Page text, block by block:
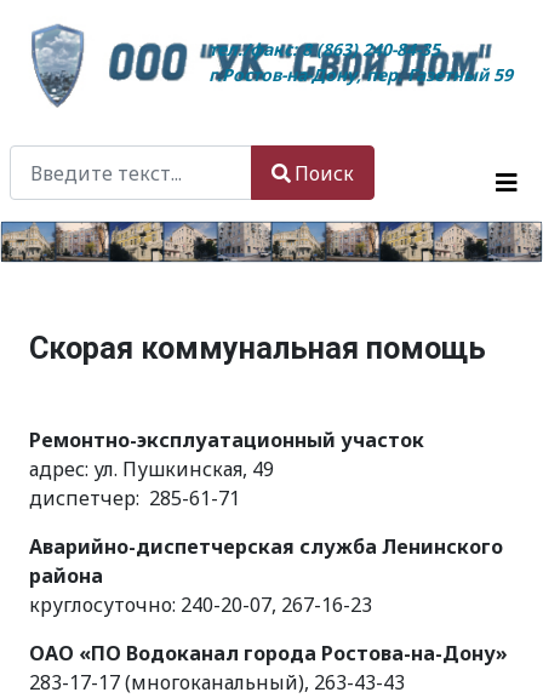
Поиск
Скорая коммунальная помощь
Ремонтно-эксплуатационный участок
адрес: ул. Пушкинская, 49
диспетчер: 285-61-71
Аварийно-диспетчерская служба Ленинского
района
круглосуточно: 240-20-07, 267-16-23
ОАО «ПО Водоканал города Ростова-на-Дону»
283-17-17 (многоканальный), 263-43-43
тел./факс: 8 (863) 240-84-35
г.Ростов-на-Дону, пер. Газетный 59